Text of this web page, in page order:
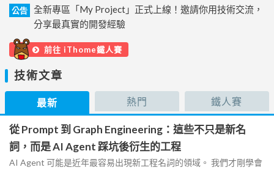
公告
全新專區「My Project」正式上線！邀請你用技術交流，
分享最真實的開發經驗
前往 iThome鐵人賽
技術文章
最新 熱門 鐵人賽
從 Prompt 到 Graph Engineering：這些不只是新名
詞，而是 AI Agent 踩坑後衍生的工程
AI Agent 可能是近年最容易出現新工程名詞的領域。 我們才剛學會